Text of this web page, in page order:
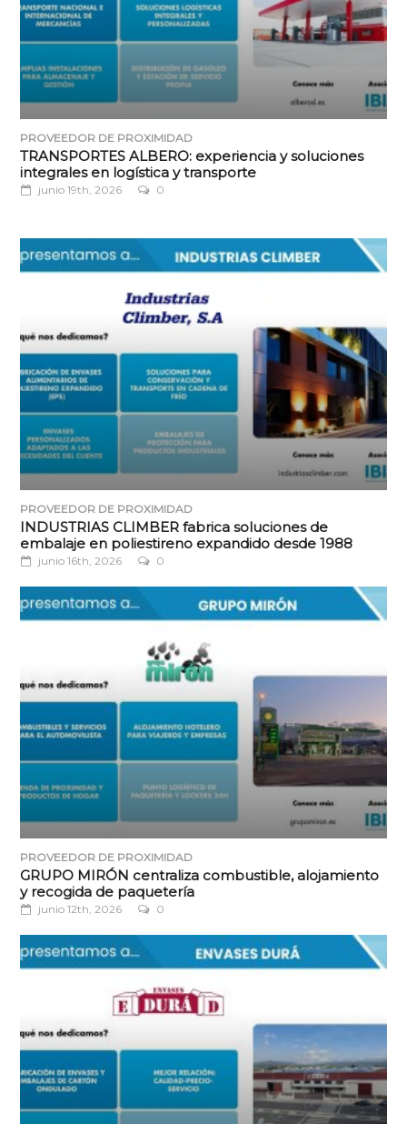
PROVEEDOR DE PROXIMIDAD
TRANSPORTES ALBERO: experiencia y soluciones
integrales en logística y transporte
junio 19th, 2026 0
PROVEEDOR DE PROXIMIDAD
INDUSTRIAS CLIMBER fabrica soluciones de
embalaje en poliestireno expandido desde 1988
junio 16th, 2026 0
PROVEEDOR DE PROXIMIDAD
GRUPO MIRÓN centraliza combustible, alojamiento
y recogida de paquetería
junio 12th, 2026 0